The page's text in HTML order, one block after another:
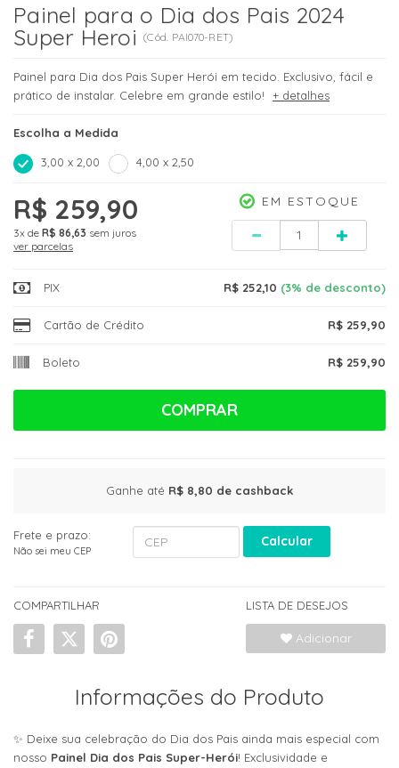
Painel para o Dia dos Pais 2024
Super Heroi (Cód. PAI070-RET)
Painel para Dia dos Pais Super Herói em tecido. Exclusivo, fácil e
prático de instalar. Celebre em grande estilo!
+ detalhes
Escolha a Medida
3,00 x 2,00 4,00 x 2,50
R$ 259,90
3x de R$ 86,63 sem juros
ver parcelas
EM ESTOQUE
PIX R$ 252,10 (3% de desconto)
Cartão de Crédito R$ 259,90
Boleto R$ 259,90
COMPRAR
Ganhe até R$ 8,80 de cashback
Frete e prazo:
Não sei meu CEP
Calcular
COMPARTILHAR LISTA DE DESEJOS
Adicionar
Informações do Produto
✨ Deixe sua celebração do Dia dos Pais ainda mais especial com
nosso Painel Dia dos Pais Super-Herói! Exclusividade e